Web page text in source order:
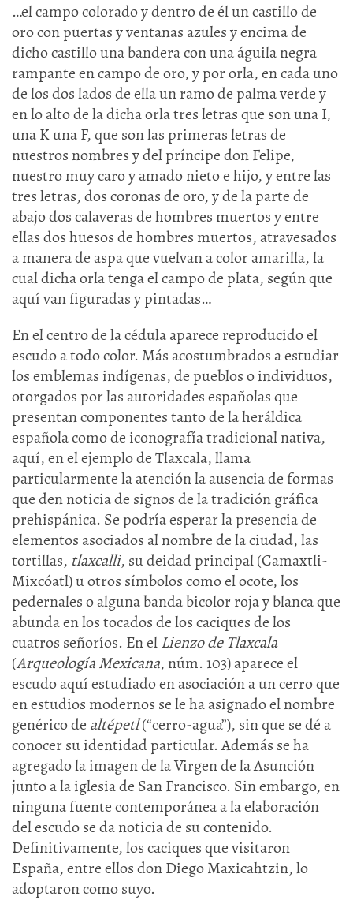
…el campo colorado y dentro de él un castillo de
oro con puertas y ventanas azules y encima de
dicho castillo una bandera con una águila negra
rampante en campo de oro, y por orla, en cada uno
de los dos lados de ella un ramo de palma verde y
en lo alto de la dicha orla tres letras que son una I,
una K una F, que son las primeras letras de
nuestros nombres y del príncipe don Felipe,
nuestro muy caro y amado nieto e hijo, y entre las
tres letras, dos coronas de oro, y de la parte de
abajo dos calaveras de hombres muertos y entre
ellas dos huesos de hombres muertos, atravesados
a manera de aspa que vuelvan a color amarilla, la
cual dicha orla tenga el campo de plata, según que
aquí van figuradas y pintadas…
En el centro de la cédula aparece reproducido el
escudo a todo color. Más acostumbrados a estudiar
los emblemas indígenas, de pueblos o individuos,
otorgados por las autoridades españolas que
presentan componentes tanto de la heráldica
española como de iconografía tradicional nativa,
aquí, en el ejemplo de Tlaxcala, llama
particularmente la atención la ausencia de formas
que den noticia de signos de la tradición gráfica
prehispánica. Se podría esperar la presencia de
elementos asociados al nombre de la ciudad, las
tortillas, tlaxcalli, su deidad principal (Camaxtli-
Mixcóatl) u otros símbolos como el ocote, los
pedernales o alguna banda bicolor roja y blanca que
abunda en los tocados de los caciques de los
cuatros señoríos. En elLienzo de Tlaxcala
(Arqueología Mexicana, núm. 103) aparece el
escudo aquí estudiado en asociación a un cerro que
en estudios modernos se le ha asignado el nombre
genérico de altépetl(“cerro-agua”), sin que se dé a
conocer su identidad particular. Además se ha
agregado la imagen de la Virgen de la Asunción
junto a la iglesia de San Francisco. Sin embargo, en
ninguna fuente contemporánea a la elaboración
del escudo se da noticia de su contenido.
Definitivamente, los caciques que visitaron
España, entre ellos don Diego Maxicahtzin, lo
adoptaron como suyo.